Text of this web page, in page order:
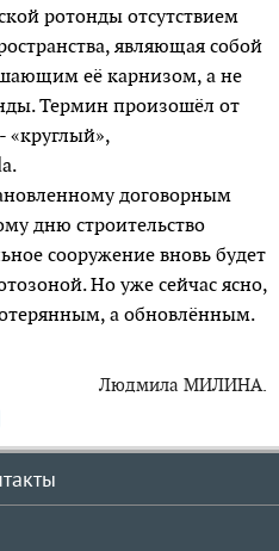
ротонды отсутствием
являющая собой
её карнизом, а не
Термин произошёл от
«круглый»,
договорным
дню строительство
сооружение вновь будет
Но уже сейчас ясно,
а обновлённым.
Людмила МИЛИНА.